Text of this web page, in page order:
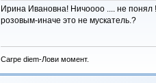
Ирина Ивановна! Ничоооо .... не
розовым-иначе это не мускатель.?
Carpe diem-Лови момент.